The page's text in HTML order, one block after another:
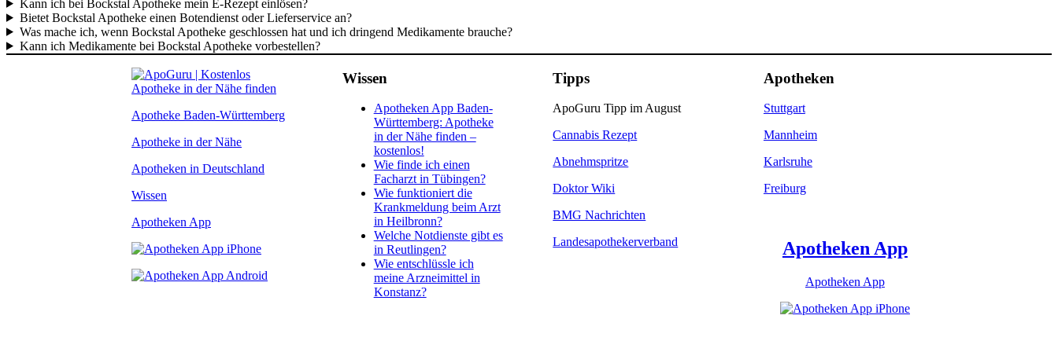
Kann ich bei Bockstal Apotheke mein E-Rezept einlösen?
Bietet Bockstal Apotheke einen Botendienst oder Lieferservice an?
Was mache ich, wenn Bockstal Apotheke geschlossen hat und ich dringend Medikamente brauche?
Kann ich Medikamente bei Bockstal Apotheke vorbestellen?
Apotheke Baden-Württemberg
Apotheke in der Nähe
Apotheken in Deutschland
Wissen
Apotheken App
Wissen
Apotheken App Baden-
Württemberg: Apotheke
in der Nähe finden –
kostenlos!
Wie finde ich einen
Facharzt in Tübingen?
Wie funktioniert die
Krankmeldung beim Arzt
in Heilbronn?
Welche Notdienste gibt es
in Reutlingen?
Wie entschlüssle ich
meine Arzneimittel in
Konstanz?
Tipps
ApoGuru Tipp im August
Cannabis Rezept
Abnehmspritze
Doktor Wiki
BMG Nachrichten
Landesapothekerverband
Apotheken
Stuttgart
Mannheim
Karlsruhe
Freiburg
Apotheken App
Apotheken App